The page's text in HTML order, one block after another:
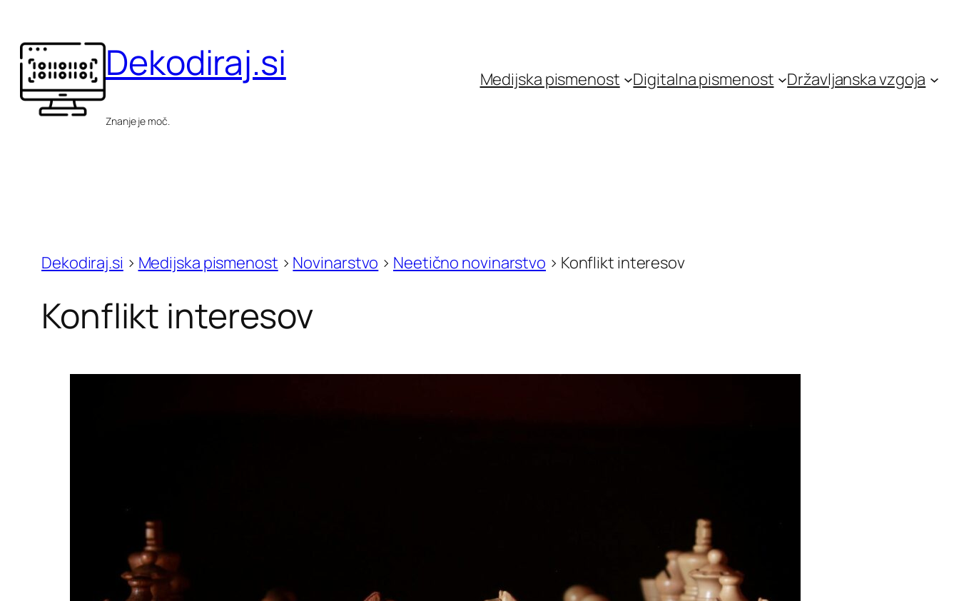
content
Dekodiraj.si
Znanje je moč.
Medijska pismenost Digitalna pismenost Državljanska vzgoja
Dekodiraj.si > Medijska pismenost > Novinarstvo > Neetično novinarstvo > Konflikt interesov
Konflikt interesov